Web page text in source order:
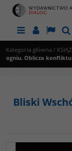
MenuPanelLang
Kategoria główna /
ogniu. Oblicza konfliktu
Bliski